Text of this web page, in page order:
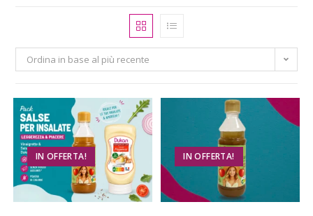
Ordina in base al più recente
IN OFFERTA! IN OFFERTA!